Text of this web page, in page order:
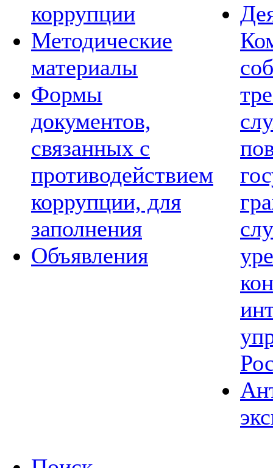
коррупции
Методические
материалы
Формы
документов,
связанных с
противодействием
коррупции, для
заполнения
Объявления